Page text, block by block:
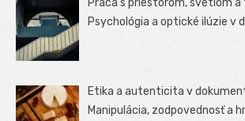
Práca s priestorom, svetlom a
Psychológia a optické ilúzie v
Etika a autenticita v
Manipulácia, zodpovednosť a